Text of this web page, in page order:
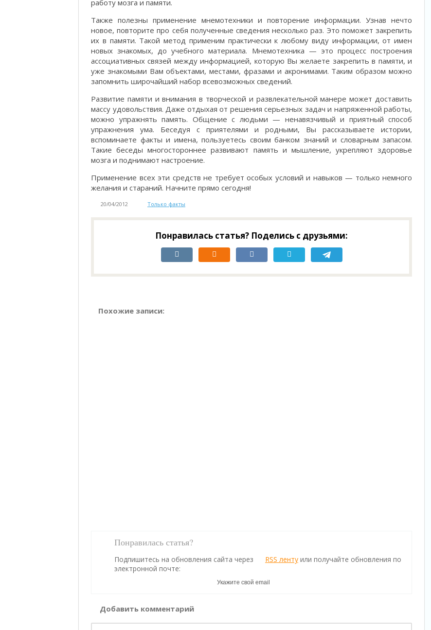
работу мозга и памяти.
Также полезны применение мнемотехники и повторение информации. Узнав нечто
новое, повторите про себя полученные сведения несколько раз. Это поможет закрепить
их в памяти. Такой метод применим практически к любому виду информации, от имен
новых знакомых, до учебного материала. Мнемотехника — это процесс построения
ассоциативных связей между информацией, которую Вы желаете закрепить в памяти, и
уже знакомыми Вам объектами, местами, фразами и акронимами. Таким образом можно
запомнить широчайший набор всевозможных сведений.
Развитие памяти и внимания в творческой и развлекательной манере может доставить
массу удовольствия. Даже отдыхая от решения серьезных задач и напряженной работы,
можно упражнять память. Общение с людьми — ненавязчивый и приятный способ
упражнения ума. Беседуя с приятелями и родными, Вы рассказываете истории,
вспоминаете факты и имена, пользуетесь своим банком знаний и словарным запасом.
Такие беседы многостороннее развивают память и мышление, укрепляют здоровье
мозга и поднимают настроение.
Применение всех эти средств не требует особых условий и навыков — только немного
желания и стараний. Начните прямо сегодня!
20/04/2012 Только факты
Понравилась статья? Поделись с друзьями:
Похожие записи:
Понравилась статья?
Подпишитесь на обновления сайта через RSS ленту или получайте обновления по
электронной почте:
Добавить комментарий